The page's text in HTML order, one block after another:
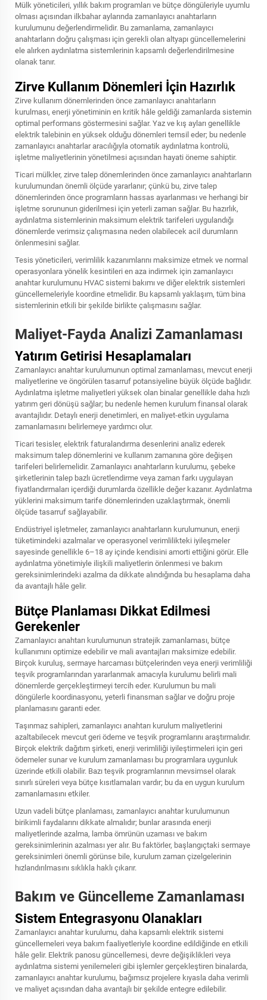
Mülk yöneticileri, yıllık bakım programları ve bütçe döngüleriyle uyumlu
olması açısından ilkbahar aylarında zamanlayıcı anahtarların
kurulumunu değerlendirmelidir. Bu zamanlama, zamanlayıcı
anahtarların doğru çalışması için gerekli olan altyapı güncellemelerini
ele alırken aydınlatma sistemlerinin kapsamlı değerlendirilmesine
olanak tanır.
Zirve Kullanım Dönemleri İçin Hazırlık
Zirve kullanım dönemlerinden önce zamanlayıcı anahtarların
kurulması, enerji yönetiminin en kritik hâle geldiği zamanlarda sistemin
optimal performans göstermesini sağlar. Yaz ve kış ayları genellikle
elektrik talebinin en yüksek olduğu dönemleri temsil eder; bu nedenle
zamanlayıcı anahtarlar aracılığıyla otomatik aydınlatma kontrolü,
işletme maliyetlerinin yönetilmesi açısından hayati öneme sahiptir.
Ticari mülkler, zirve talep dönemlerinden önce zamanlayıcı anahtarların
kurulumundan önemli ölçüde yararlanır; çünkü bu, zirve talep
dönemlerinden önce programların hassas ayarlanması ve herhangi bir
işletme sorununun giderilmesi için yeterli zaman sağlar. Bu hazırlık,
aydınlatma sistemlerinin maksimum elektrik tarifeleri uygulandığı
dönemlerde verimsiz çalışmasına neden olabilecek acil durumların
önlenmesini sağlar.
Tesis yöneticileri, verimlilik kazanımlarını maksimize etmek ve normal
operasyonlara yönelik kesintileri en aza indirmek için zamanlayıcı
anahtar kurulumunu HVAC sistemi bakımı ve diğer elektrik sistemleri
güncellemeleriyle koordine etmelidir. Bu kapsamlı yaklaşım, tüm bina
sistemlerinin etkili bir şekilde birlikte çalışmasını sağlar.
Maliyet-Fayda Analizi Zamanlaması
Yatırım Getirisi Hesaplamaları
Zamanlayıcı anahtar kurulumunun optimal zamanlaması, mevcut enerji
maliyetlerine ve öngörülen tasarruf potansiyeline büyük ölçüde bağlıdır.
Aydınlatma işletme maliyetleri yüksek olan binalar genellikle daha hızlı
yatırım geri dönüşü sağlar; bu nedenle hemen kurulum finansal olarak
avantajlıdır. Detaylı enerji denetimleri, en maliyet-etkin uygulama
zamanlamasını belirlemeye yardımcı olur.
Ticari tesisler, elektrik faturalandırma desenlerini analiz ederek
maksimum talep dönemlerini ve kullanım zamanına göre değişen
tarifeleri belirlemelidir. Zamanlayıcı anahtarların kurulumu, şebeke
şirketlerinin talep bazlı ücretlendirme veya zaman farkı uygulayan
fiyatlandırmaları içerdiği durumlarda özellikle değer kazanır. Aydınlatma
yüklerini maksimum tarife dönemlerinden uzaklaştırmak, önemli
ölçüde tasarruf sağlayabilir.
Endüstriyel işletmeler, zamanlayıcı anahtarların kurulumunun, enerji
tüketimindeki azalmalar ve operasyonel verimlilikteki iyileşmeler
sayesinde genellikle 6–18 ay içinde kendisini amorti ettiğini görür. Elle
aydınlatma yönetimiyle ilişkili maliyetlerin önlenmesi ve bakım
gereksinimlerindeki azalma da dikkate alındığında bu hesaplama daha
da avantajlı hâle gelir.
Bütçe Planlaması Dikkat Edilmesi
Gerekenler
Zamanlayıcı anahtarı kurulumunun stratejik zamanlaması, bütçe
kullanımını optimize edebilir ve mali avantajları maksimize edebilir.
Birçok kuruluş, sermaye harcaması bütçelerinden veya enerji verimliliği
teşvik programlarından yararlanmak amacıyla kurulumu belirli mali
dönemlerde gerçekleştirmeyi tercih eder. Kurulumun bu mali
döngülerle koordinasyonu, yeterli finansman sağlar ve doğru proje
planlamasını garanti eder.
Taşınmaz sahipleri, zamanlayıcı anahtarı kurulum maliyetlerini
azaltabilecek mevcut geri ödeme ve teşvik programlarını araştırmalıdır.
Birçok elektrik dağıtım şirketi, enerji verimliliği iyileştirmeleri için geri
ödemeler sunar ve kurulum zamanlaması bu programlara uygunluk
üzerinde etkili olabilir. Bazı teşvik programlarının mevsimsel olarak
sınırlı süreleri veya bütçe kısıtlamaları vardır; bu da en uygun kurulum
zamanlamasını etkiler.
Uzun vadeli bütçe planlaması, zamanlayıcı anahtar kurulumunun
birikimli faydalarını dikkate almalıdır; bunlar arasında enerji
maliyetlerinde azalma, lamba ömrünün uzaması ve bakım
gereksinimlerinin azalması yer alır. Bu faktörler, başlangıçtaki sermaye
gereksinimleri önemli görünse bile, kurulum zaman çizelgelerinin
hızlandırılmasını sıklıkla haklı çıkarır.
Bakım ve Güncelleme Zamanlaması
Sistem Entegrasyonu Olanakları
Zamanlayıcı anahtar kurulumu, daha kapsamlı elektrik sistemi
güncellemeleri veya bakım faaliyetleriyle koordine edildiğinde en etkili
hâle gelir. Elektrik panosu güncellemesi, devre değişiklikleri veya
aydınlatma sistemi yenilemeleri gibi işlemler gerçekleştiren binalarda,
zamanlayıcı anahtar kurulumu, bağımsız projelere kıyasla daha verimli
ve maliyet açısından daha avantajlı bir şekilde entegre edilebilir.